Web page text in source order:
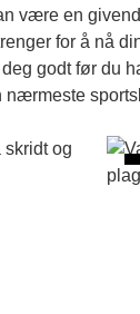
være en
for å nå
godt før du
nærmeste